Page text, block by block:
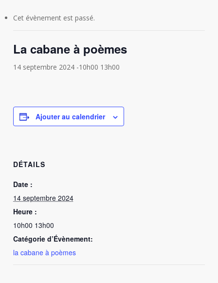
Cet évènement est passé.
La cabane à poèmes
14 septembre 2024 -10h00 13h00
Ajouter au calendrier
DÉTAILS
Date :
14 septembre 2024
Heure :
10h00 13h00
Catégorie d’Évènement:
la cabane à poèmes